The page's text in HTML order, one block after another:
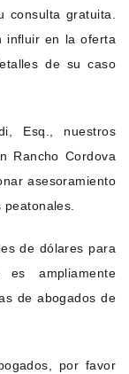
consulta gratuita.
influir en la oferta
de su caso
Esq., nuestros
Rancho Cordova
asesoramiento
peatonales.
de dólares para
ampliamente
de abogados de
por favor